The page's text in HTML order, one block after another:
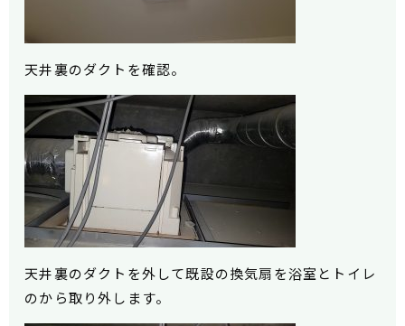
天井裏のダクトを確認。
天井裏のダクトを外して既設の換気扇を浴室とトイレ
のから取り外します。